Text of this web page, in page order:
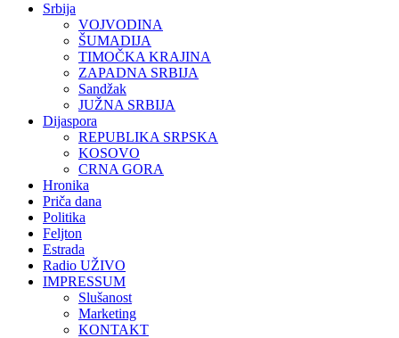
Srbija
VOJVODINA
ŠUMADIJA
TIMOČKA KRAJINA
ZAPADNA SRBIJA
Sandžak
JUŽNA SRBIJA
Dijaspora
REPUBLIKA SRPSKA
KOSOVO
CRNA GORA
Hronika
Priča dana
Politika
Feljton
Estrada
Radio UŽIVO
IMPRESSUM
Slušanost
Marketing
KONTAKT